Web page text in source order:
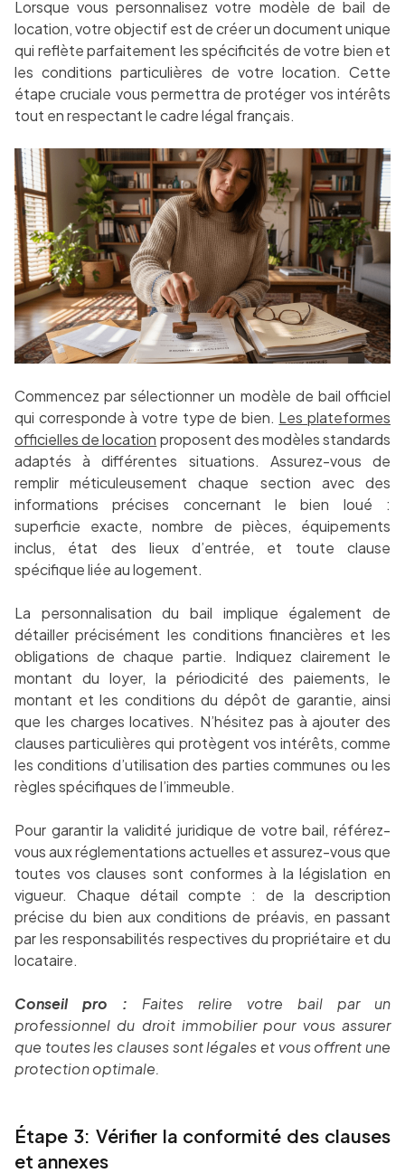
Lorsque vous personnalisez votre modèle de bail de
location, votre objectif est de créer un document unique
qui reflète parfaitement les spécificités de votre bien et
les conditions particulières de votre location. Cette
étape cruciale vous permettra de protéger vos intérêts
tout en respectant le cadre légal français.
Commencez par sélectionner un modèle de bail officiel
qui corresponde à votre type de bien. Les plateformes
officielles de location proposent des modèles standards
adaptés à différentes situations. Assurez-vous de
remplir méticuleusement chaque section avec des
informations précises concernant le bien loué :
superficie exacte, nombre de pièces, équipements
inclus, état des lieux d’entrée, et toute clause
spécifique liée au logement.
La personnalisation du bail implique également de
détailler précisément les conditions financières et les
obligations de chaque partie. Indiquez clairement le
montant du loyer, la périodicité des paiements, le
montant et les conditions du dépôt de garantie, ainsi
que les charges locatives. N’hésitez pas à ajouter des
clauses particulières qui protègent vos intérêts, comme
les conditions d’utilisation des parties communes ou les
règles spécifiques de l’immeuble.
Pour garantir la validité juridique de votre bail, référez-
vous aux réglementations actuelles et assurez-vous que
toutes vos clauses sont conformes à la législation en
vigueur. Chaque détail compte : de la description
précise du bien aux conditions de préavis, en passant
par les responsabilités respectives du propriétaire et du
locataire.
Conseil pro :
Faites relire votre bail par un
professionnel du droit immobilier pour vous assurer
que toutes les clauses sont légales et vous offrent une
protection optimale.
Étape 3: Vérifier la conformité des clauses
et annexes